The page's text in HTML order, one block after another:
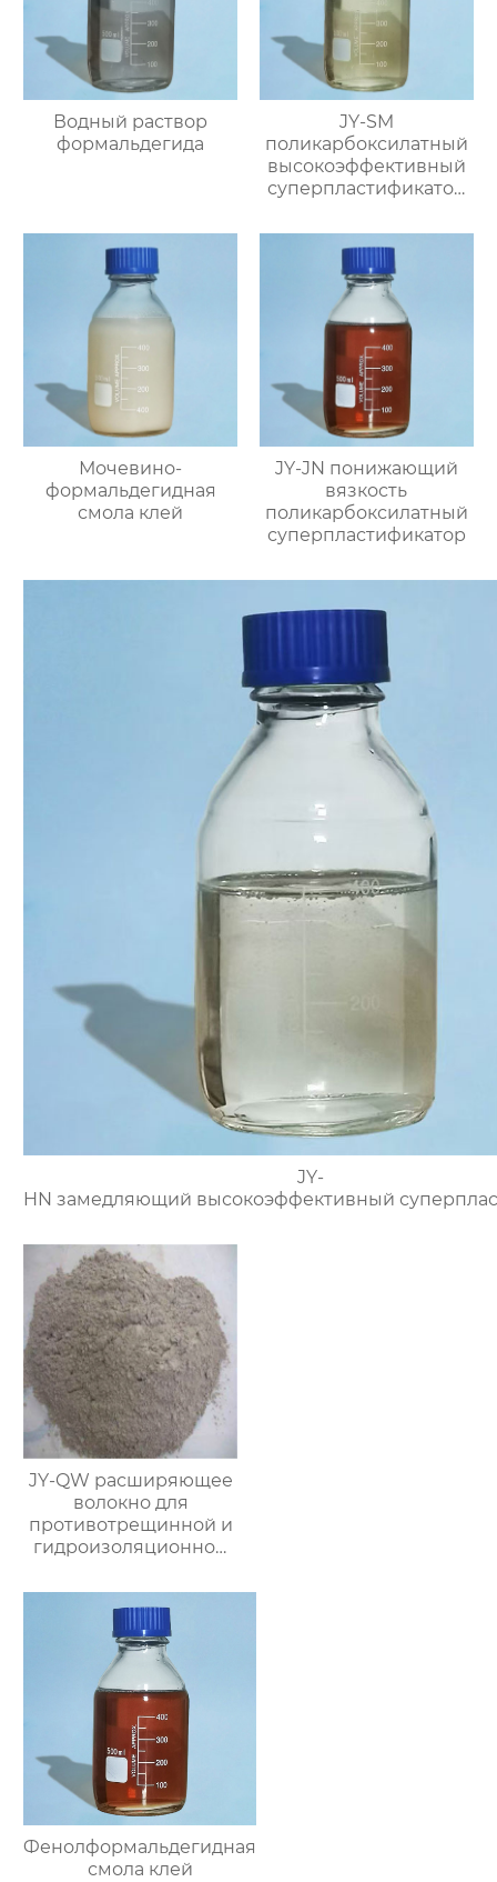
Водный раствор
формальдегида
JY-SM
поликарбоксилатный
высокоэффективный
суперпластификатор
вещества ≥40%)
Мочевино-
формальдегидная
смола клей
JY-JN понижающий
вязкость
поликарбоксилатный
суперпластификатор
JY-
HN замедляющий высокоэффективный
JY-QW расширяющее
волокно для
противотрещинной и
гидроизоляционной
Фенолформальдегидная
смола клей